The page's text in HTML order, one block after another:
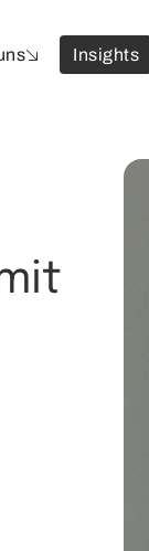
Insights